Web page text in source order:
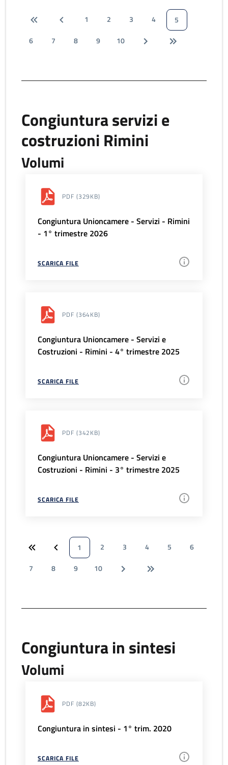
1 2 3 4
5
6
7 8 9 10
Congiuntura servizi e
costruzioni Rimini
Volumi
PDF (329KB)
Congiuntura Unioncamere - Servizi - Rimini
- 1° trimestre 2026
SCARICA FILE
PDF (364KB)
Congiuntura Unioncamere - Servizi e
Costruzioni - Rimini - 4° trimestre 2025
SCARICA FILE
PDF (342KB)
Congiuntura Unioncamere - Servizi e
Costruzioni - Rimini - 3° trimestre 2025
SCARICA FILE
1 2 3 4 5
6
7
8 9 10
Congiuntura in sintesi
Volumi
PDF (82KB)
Congiuntura in sintesi - 1° trim. 2020
SCARICA FILE